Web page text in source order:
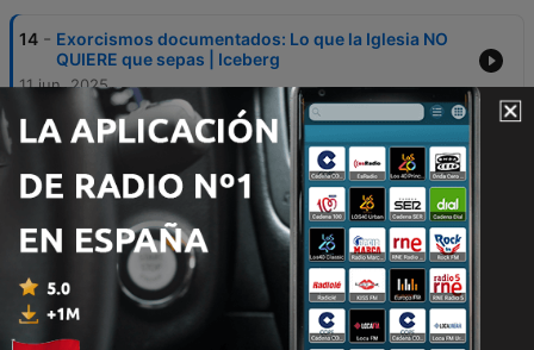
14 - Exorcismos documentados: Lo que la Iglesia NO
QUIERE que sepas | Iceberg
11 jun. 2025
- 🚫 Los 7 Libros MÁS PELIGROSOS de la Historia –
¡NO LOS LEAS! 😈
04 jun. 2025
12 - ¿La Piedra Filosofal EXISTE? El lado oscuro de la
ALQUIMIA 🧪👁️‍🗨️
21 mayo 2025
11 - ¡Encuentros Alienígenas en Latinoamérica que NO
Creerás! 🚀